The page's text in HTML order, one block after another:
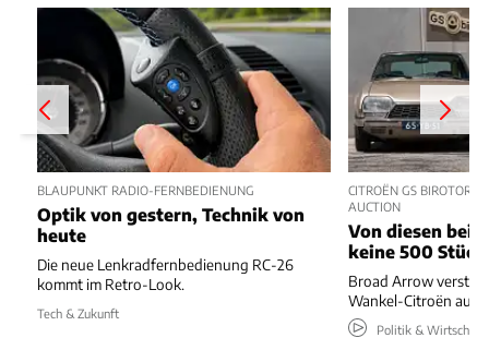
BLAUPUNKT RADIO-FERNBEDIENUNG
Optik von gestern, Technik von
heute
Die neue Lenkradfernbedienung RC-26
kommt im Retro-Look.
Tech & Zukunft
CITROËN GS BIROTOR
AUCTION
Von diesen
keine 500 Stück
Broad Arrow
Wankel-Citroën aus
Politik & Wirtschaft